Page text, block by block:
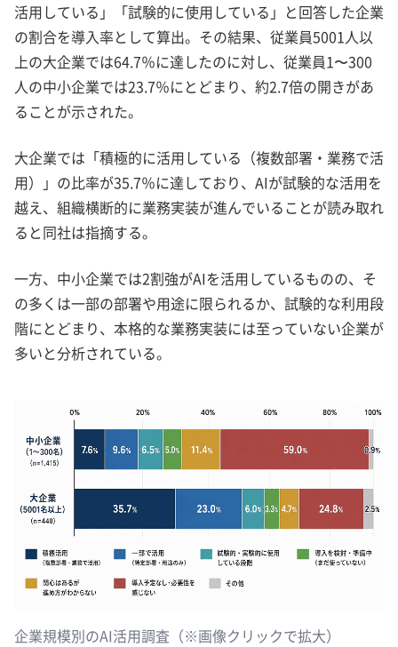
活用している」「試験的に使用している」と回答した企業
の割合を導入率として算出。その結果、従業員5001人以
上の大企業では64.7％に達したのに対し、従業員1〜300
人の中小企業では23.7％にとどまり、約2.7倍の開きがあ
ることが示された。
大企業では「積極的に活用している（複数部署・業務で活
用）」の比率が35.7％に達しており、AIが試験的な活用を
越え、組織横断的に業務実装が進んでいることが読み取れ
ると同社は指摘する。
一方、中小企業では2割強がAIを活用しているものの、そ
の多くは一部の部署や用途に限られるか、試験的な利用段
階にとどまり、本格的な業務実装には至っていない企業が
多いと分析されている。
企業規模別のAI活用調査（※画像クリックで拡大）